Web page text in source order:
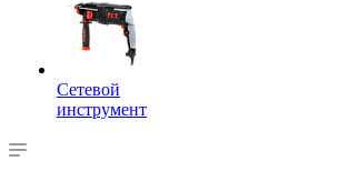
Сетевой
инструмент